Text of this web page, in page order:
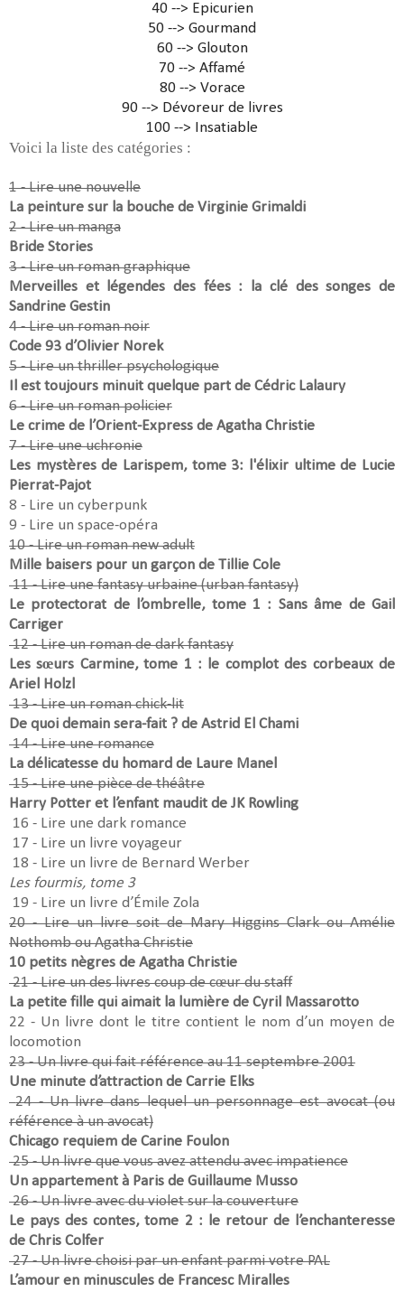
40 --> Epicurien
50 --> Gourmand
60 --> Glouton
70 --> Affamé
80 --> Vorace
90 --> Dévoreur de livres
100 --> Insatiable
Voici la liste des catégories :
1 - Lire une nouvelle
La peinture sur la bouche de Virginie Grimaldi
2 - Lire un manga
Bride Stories
3 - Lire un roman graphique
Merveilles et légendes des fées : la clé des songes de
Sandrine Gestin
4 - Lire un roman noir
Code 93 d’Olivier Norek
5 - Lire un thriller psychologique
Il est toujours minuit quelque part de Cédric Lalaury
6 - Lire un roman policier
Le crime de l’Orient-Express de Agatha Christie
7 - Lire une uchronie
Les mystères de Larispem, tome 3: l'élixir ultime de Lucie
Pierrat-Pajot
8 - Lire un cyberpunk
9 - Lire un space-opéra
10 - Lire un roman new adult
Mille baisers pour un garçon de Tillie Cole
11 - Lire une fantasy urbaine (urban fantasy)
Le protectorat de l’ombrelle, tome 1 : Sans âme de Gail
Carriger
12 - Lire un roman de dark fantasy
Les sœurs Carmine, tome 1 : le complot des corbeaux de
Ariel Holzl
13 - Lire un roman chick-lit
De quoi demain sera-fait ? de Astrid El Chami
14 - Lire une romance
La délicatesse du homard de Laure Manel
15 - Lire une pièce de théâtre
Harry Potter et l’enfant maudit de JK Rowling
16 - Lire une dark romance
17 - Lire un livre voyageur
18 - Lire un livre de Bernard Werber
Les fourmis, tome 3
19 - Lire un livre d’Émile Zola
20 - Lire un livre soit de Mary Higgins Clark ou Amélie
Nothomb ou Agatha Christie
10 petits nègres de Agatha Christie
21 - Lire un des livres coup de cœur du staff
La petite fille qui aimait la lumière de Cyril Massarotto
22 - Un livre dont le titre contient le nom d’un moyen de
locomotion
23 - Un livre qui fait référence au 11 septembre 2001
Une minute d’attraction de Carrie Elks
24 - Un livre dans lequel un personnage est avocat (ou
référence à un avocat)
Chicago requiem de Carine Foulon
25 - Un livre que vous avez attendu avec impatience
Un appartement à Paris de Guillaume Musso
26 - Un livre avec du violet sur la couverture
Le pays des contes, tome 2 : le retour de l’enchanteresse
de Chris Colfer
27 - Un livre choisi par un enfant parmi votre PAL
L’amour en minuscules de Francesc Miralles